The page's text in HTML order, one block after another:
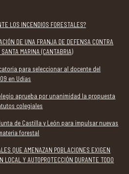
LOS INCENDIOS FORESTALES?
DE UNA FRANJA DE DEFENSA CONTRA
MARINA (CANTABRIA)
para seleccionar al docente del
en Udías
aprueba por unanimidad la propuesta
colegiales
de Castilla y León para impulsar nuevas
forestal
QUE AMENAZAN POBLACIONES EXIGEN
LOCAL Y AUTOPROTECCIÓN DURANTE TODO